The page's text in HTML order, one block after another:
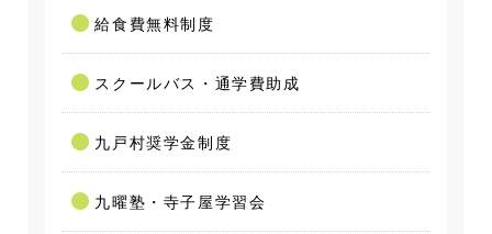
給食費無料制度
スクールバス・通学費助成
九戸村奨学金制度
九曜塾・寺子屋学習会